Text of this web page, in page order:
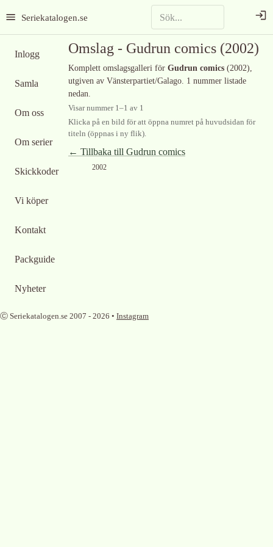
Seriekatalogen.se
Inlogg
Samla
Om oss
Om serier
Skickkoder
Vi köper
Kontakt
Packguide
Nyheter
Omslag - Gudrun comics (2002)
Komplett omslagsgalleri för Gudrun comics (2002),
utgiven av Vänsterpartiet/Galago. 1 nummer listade
nedan.
Visar nummer 1–1 av 1
Klicka på en bild för att öppna numret på huvudsidan för
titeln (öppnas i ny flik).
← Tillbaka till Gudrun comics
2002
Ⓒ Seriekatalogen.se 2007 - 2026 • Instagram